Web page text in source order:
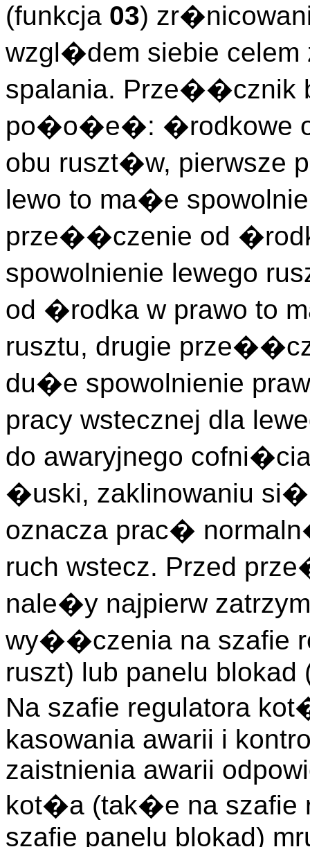
(funkcja 03)
wzgl�dem siebie
spalania. Prze��cznik
po�o�e�: �rodkowe
obu ruszt�w, pierwsze
lewo to ma�e
prze��czenie od
spowolnienie lewego
od �rodka w prawo to
rusztu, drugie
du�e spowolnienie
pracy wstecznej dla
do awaryjnego
�uski, zaklinowaniu
oznacza prac�
ruch wstecz. Przed
nale�y najpierw
wy��czenia na szafie
ruszt) lub panelu blokad
Na szafie regulatora
kasowania awarii i
zaistnienia awarii
kot�a (tak�e na szafie
szafie panelu blokad)